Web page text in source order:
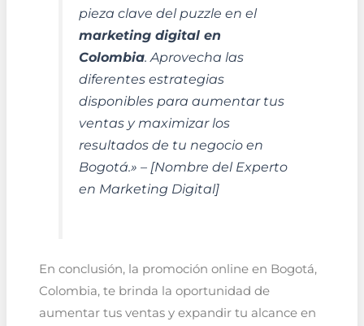
pieza clave del puzzle en el
marketing digital en
Colombia. Aprovecha las
diferentes estrategias
disponibles para aumentar tus
ventas y maximizar los
resultados de tu negocio en
Bogotá.» – [Nombre del Experto
en Marketing Digital]
En conclusión, la promoción online en Bogotá,
Colombia, te brinda la oportunidad de
aumentar tus ventas y expandir tu alcance en